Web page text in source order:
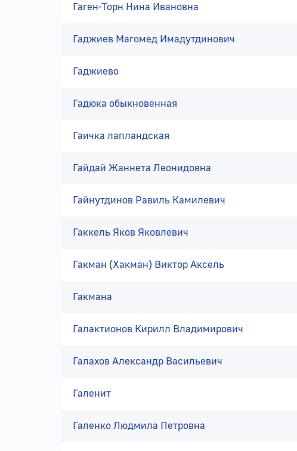
Гаген-Торн Нина Ивановна
Гаджиев Магомед Имадутдинович
Гаджиево
Гадюка обыкновенная
Гаичка лапландская
Гайдай Жаннета Леонидовна
Гайнутдинов Равиль Камилевич
Гаккель Яков Яковлевич
Гакман (Хакман) Виктор Аксель
Гакмана
Галактионов Кирилл Владимирович
Галахов Александр Васильевич
Галенит
Галенко Людмила Петровна